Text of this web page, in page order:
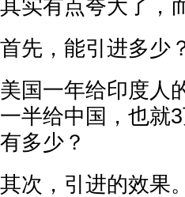
其实有点夸大了，
首先，能引进多少
美国一年给印度人
一半给中国，也就
有多少？
其次，引进的效果。